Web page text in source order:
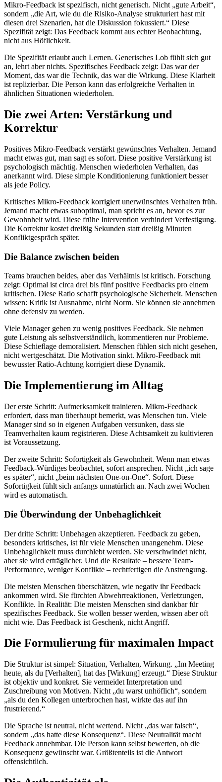
Mikro-Feedback ist spezifisch, nicht generisch. Nicht „gute Arbeit“,
sondern „die Art, wie du die Risiko-Analyse strukturiert hast mit
diesen drei Szenarien, hat die Diskussion fokussiert.“ Diese
Spezifität zeigt: Das Feedback kommt aus echter Beobachtung,
nicht aus Höflichkeit.
Die Spezifität erlaubt auch Lernen. Generisches Lob fühlt sich gut
an, lehrt aber nichts. Spezifisches Feedback zeigt: Das war der
Moment, das war die Technik, das war die Wirkung. Diese Klarheit
ist replizierbar. Die Person kann das erfolgreiche Verhalten in
ähnlichen Situationen wiederholen.
Die zwei Arten: Verstärkung und
Korrektur
Positives Mikro-Feedback verstärkt gewünschtes Verhalten. Jemand
macht etwas gut, man sagt es sofort. Diese positive Verstärkung ist
psychologisch mächtig. Menschen wiederholen Verhalten, das
anerkannt wird. Diese simple Konditionierung funktioniert besser
als jede Policy.
Kritisches Mikro-Feedback korrigiert unerwünschtes Verhalten früh.
Jemand macht etwas suboptimal, man spricht es an, bevor es zur
Gewohnheit wird. Diese frühe Intervention verhindert Verfestigung.
Die Korrektur kostet dreißig Sekunden statt dreißig Minuten
Konfliktgespräch später.
Die Balance zwischen beiden
Teams brauchen beides, aber das Verhältnis ist kritisch. Forschung
zeigt: Optimal ist circa drei bis fünf positive Feedbacks pro einem
kritischen. Diese Ratio schafft psychologische Sicherheit. Menschen
wissen: Kritik ist Ausnahme, nicht Norm. Sie können sie annehmen
ohne defensiv zu werden.
Viele Manager geben zu wenig positives Feedback. Sie nehmen
gute Leistung als selbstverständlich, kommentieren nur Probleme.
Diese Schieflage demoralisiert. Menschen fühlen sich nicht gesehen,
nicht wertgeschätzt. Die Motivation sinkt. Mikro-Feedback mit
bewusster Ratio-Achtung korrigiert diese Dynamik.
Die Implementierung im Alltag
Der erste Schritt: Aufmerksamkeit trainieren. Mikro-Feedback
erfordert, dass man überhaupt bemerkt, was Menschen tun. Viele
Manager sind so in eigenen Aufgaben versunken, dass sie
Teamverhalten kaum registrieren. Diese Achtsamkeit zu kultivieren
ist Voraussetzung.
Der zweite Schritt: Sofortigkeit als Gewohnheit. Wenn man etwas
Feedback-Würdiges beobachtet, sofort ansprechen. Nicht „ich sage
es später“, nicht „beim nächsten One-on-One“. Sofort. Diese
Sofortigkeit fühlt sich anfangs unnatürlich an. Nach zwei Wochen
wird es automatisch.
Die Überwindung der Unbehaglichkeit
Der dritte Schritt: Unbehagen akzeptieren. Feedback zu geben,
besonders kritisches, ist für viele Menschen unangenehm. Diese
Unbehaglichkeit muss durchlebt werden. Sie verschwindet nicht,
aber sie wird erträglicher. Und die Resultate – bessere Team-
Performance, weniger Konflikte – rechtfertigen die Anstrengung.
Die meisten Menschen überschätzen, wie negativ ihr Feedback
ankommen wird. Sie fürchten Abwehrreaktionen, Verletzungen,
Konflikte. In Realität: Die meisten Menschen sind dankbar für
spezifisches Feedback. Sie wollen besser werden, wissen aber oft
nicht wie. Das Feedback ist Geschenk, nicht Angriff.
Die Formulierung für maximalen Impact
Die Struktur ist simpel: Situation, Verhalten, Wirkung. „Im Meeting
heute, als du [Verhalten], hat das [Wirkung] erzeugt.“ Diese Struktur
ist objektiv und konkret. Sie vermeidet Interpretation und
Zuschreibung von Motiven. Nicht „du warst unhöflich“, sondern
„als du den Kollegen unterbrochen hast, wirkte das auf ihn
frustrierend.“
Die Sprache ist neutral, nicht wertend. Nicht „das war falsch“,
sondern „das hatte diese Konsequenz“. Diese Neutralität macht
Feedback annehmbar. Die Person kann selbst bewerten, ob die
Konsequenz gewünscht war. Größtenteils ist die Antwort
offensichtlich.